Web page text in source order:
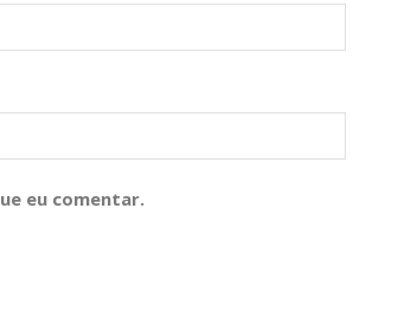
eu comentar.